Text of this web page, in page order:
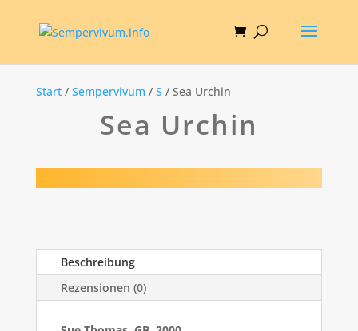
Start/ Sempervivum / S / Sea Urchin
Sea Urchin
Beschreibung
Rezensionen (0)